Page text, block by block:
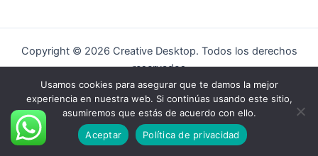
Copyright © 2026 Creative Desktop. Todos los derechos
reservados
Aviso legal
Política de Cookies
Aviso de Privacidad
Usamos cookies para asegurar que te damos la mejor
experiencia en nuestra web. Si continúas usando este sitio,
asumiremos que estás de acuerdo con ello.
Aceptar
Política de privacidad